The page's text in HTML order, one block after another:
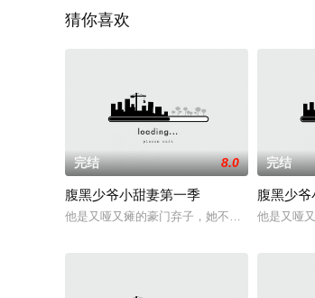
猜你喜欢
完结 8.0
腹黑少爷小甜妻第一季
他是又哑又瘫的豪门弃子，她不介意世人的嘲
完结
腹黑少
他是又哑